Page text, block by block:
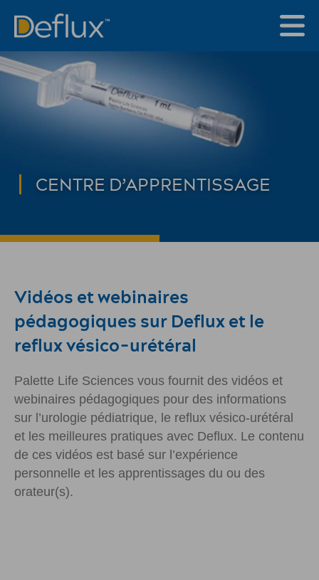
CENTRE D’APPRENTISSAGE
Vidéos et webinaires
pédagogiques sur Deflux et le
reflux vésico-urétéral
Palette Life Sciences vous fournit des vidéos et
webinaires pédagogiques pour des informations
sur l’urologie pédiatrique, le reflux vésico-urétéral
et les meilleures pratiques avec Deflux. Le contenu
de ces vidéos est basé sur l’expérience
personnelle et les apprentissages du ou des
orateur(s).